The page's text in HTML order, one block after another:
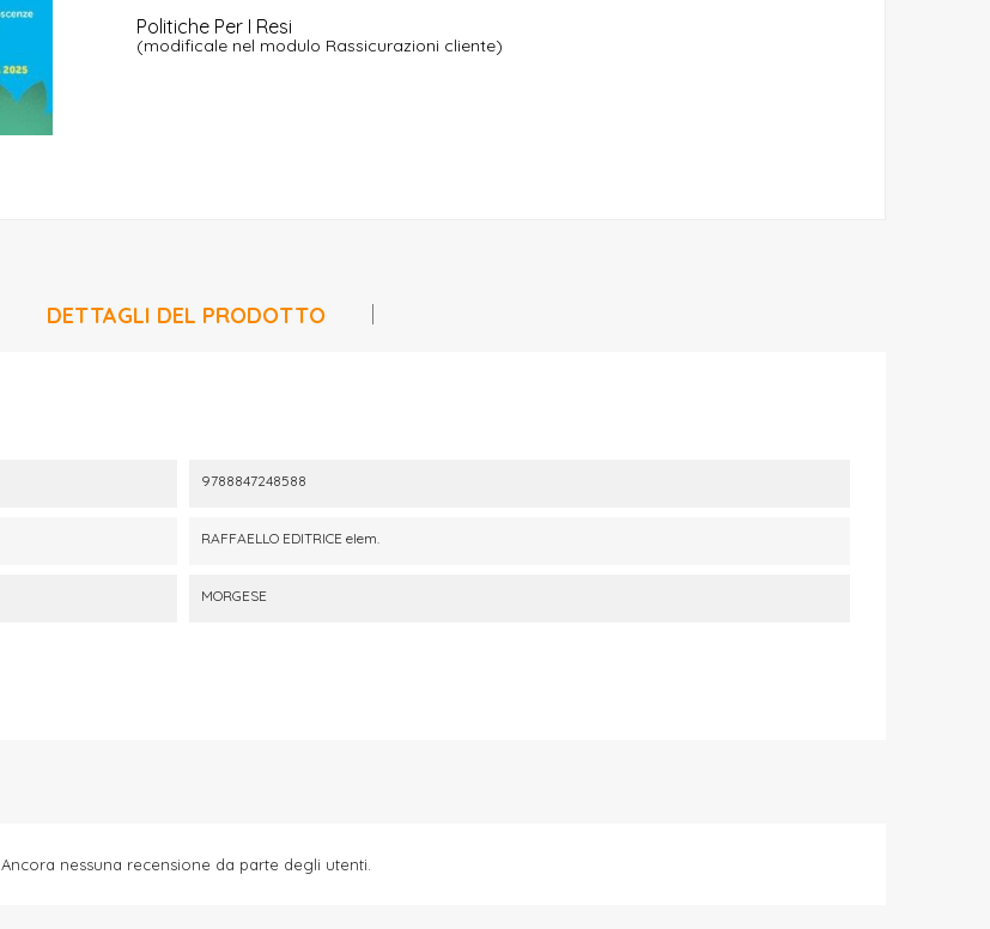
Politiche Per I Resi
(modificale nel modulo Rassicurazioni cliente)
DETTAGLI DEL PRODOTTO
9788847248588
RAFFAELLO EDITRICE elem.
MORGESE
Ancora nessuna recensione da parte degli utenti.